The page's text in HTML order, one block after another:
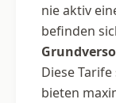
nie aktiv
befinden
Diese
bieten